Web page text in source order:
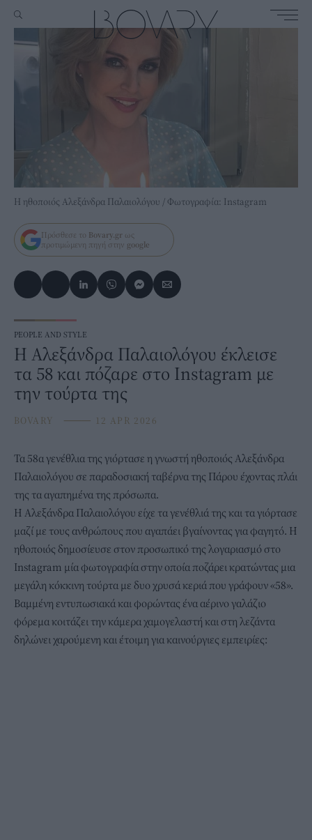
Η ηθοποιός Αλεξάνδρα Παλαιολόγου / Φωτογραφία: Instagram
Πρόσθεσε το Bovary.gr ως
προτιμώμενη πηγή στην google
PEOPLE AND STYLE
Η Αλεξάνδρα Παλαιολόγου έκλεισε
τα 58 και πόζαρε στο Instagram με
την τούρτα της
BOVARY ⸻ 12 APR 2026
Τα 58α γενέθλια της γιόρτασε η γνωστή ηθοποιός Αλεξάνδρα
Παλαιολόγου σε παραδοσιακή ταβέρνα της Πάρου έχοντας πλάι
της τα αγαπημένα της πρόσωπα.
Η Αλεξάνδρα Παλαιολόγου είχε τα γενέθλιά της και τα γιόρτασε
μαζί με τους ανθρώπους που αγαπάει βγαίνοντας για φαγητό. Η
ηθοποιός δημοσίευσε στον προσωπικό της λογαριασμό στο
Instagram μία φωτογραφία στην οποία ποζάρει κρατώντας μια
μεγάλη κόκκινη τούρτα με δυο χρυσά κεριά που γράφουν «58».
Βαμμένη εντυπωσιακά και φορώντας ένα αέρινο γαλάζιο
φόρεμα κοιτάζει την κάμερα χαμογελαστή και στη λεζάντα
δηλώνει χαρούμενη και έτοιμη για καινούργιες εμπειρίες: